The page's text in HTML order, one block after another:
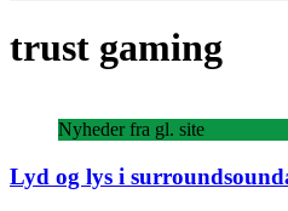
trust gaming
Nyheder fra gl. site
Lyd og lys i